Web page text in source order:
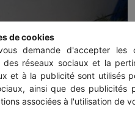
de cookies
demande d'accepter les
des réseaux sociaux et la
et à la publicité sont utilisés
ainsi que des publicités
associées à l'utilisation de